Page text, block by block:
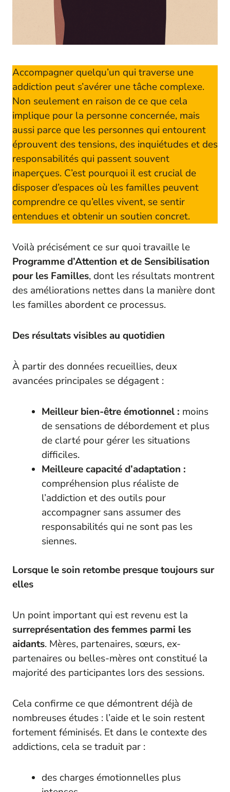
Accompagner quelqu’un qui traverse une
addiction peut s’avérer une tâche complexe.
Non seulement en raison de ce que cela
implique pour la personne concernée, mais
aussi parce que les personnes qui entourent
éprouvent des tensions, des inquiétudes et des
responsabilités qui passent souvent
inaperçues. C’est pourquoi il est crucial de
disposer d’espaces où les familles peuvent
comprendre ce qu’elles vivent, se sentir
entendues et obtenir un soutien concret.
Voilà précisément ce sur quoi travaille le
Programme d’Attention et de Sensibilisation
pour les Familles, dont les résultats montrent
des améliorations nettes dans la manière dont
les familles abordent ce processus.
Des résultats visibles au quotidien
À partir des données recueillies, deux
avancées principales se dégagent :
Meilleur bien-être émotionnel : moins
de sensations de débordement et plus
de clarté pour gérer les situations
difficiles.
Meilleure capacité d’adaptation :
compréhension plus réaliste de
l’addiction et des outils pour
accompagner sans assumer des
responsabilités qui ne sont pas les
siennes.
Lorsque le soin retombe presque toujours sur
elles
Un point important qui est revenu est la
surreprésentation des femmes parmi les
aidants. Mères, partenaires, sœurs, ex-
partenaires ou belles-mères ont constitué la
majorité des participantes lors des sessions.
Cela confirme ce que démontrent déjà de
nombreuses études : l’aide et le soin restent
fortement féminisés. Et dans le contexte des
addictions, cela se traduit par :
des charges émotionnelles plus